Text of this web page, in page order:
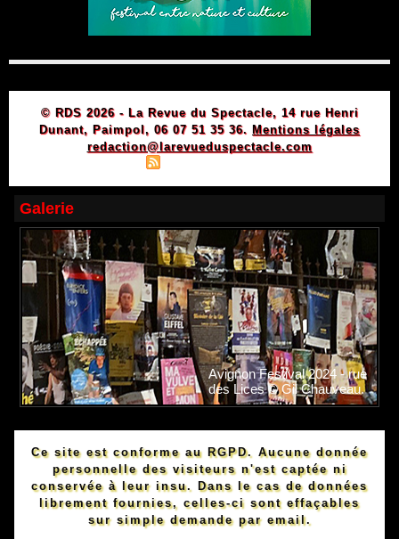
© RDS 2026 - La Revue du Spectacle, 14 rue Henri
Dunant, Paimpol, 06 07 51 35 36. Mentions légales
redaction@larevueduspectacle.com
Galerie
Avignon Festival 2024 - rue
des Lices © Gil Chauveau.
Ce site est conforme au RGPD. Aucune donnée
personnelle des visiteurs n'est captée ni
conservée à leur insu. Dans le cas de données
librement fournies, celles-ci sont effaçables
sur simple demande par email.